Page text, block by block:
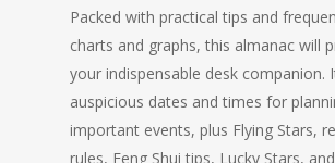
Packed with practical tips and
charts and graphs, this almanac will
your indispensable desk companion.
auspicious dates and times for
important events, plus Flying Stars,
rules, Feng Shui tips, Lucky Stars, and